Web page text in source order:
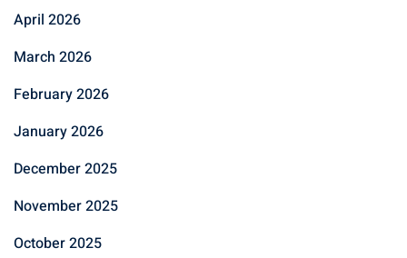
April 2026
March 2026
February 2026
January 2026
December 2025
November 2025
October 2025